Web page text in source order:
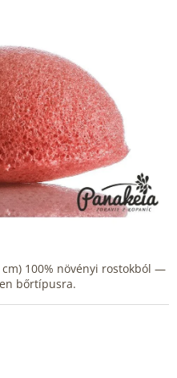
cm) 100% növényi rostokból —
bőrtípusra.